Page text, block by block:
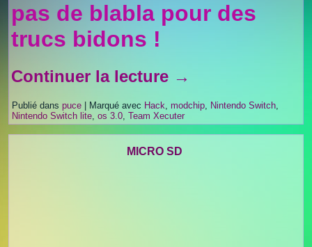
pas de blabla pour des
trucs bidons !
Continuer la lecture →
Publié dans puce Marqué avec Hack,modchip, Nintendo Switch,
Nintendo Switch lite,os 3.0,Team Xecuter
MICRO SD